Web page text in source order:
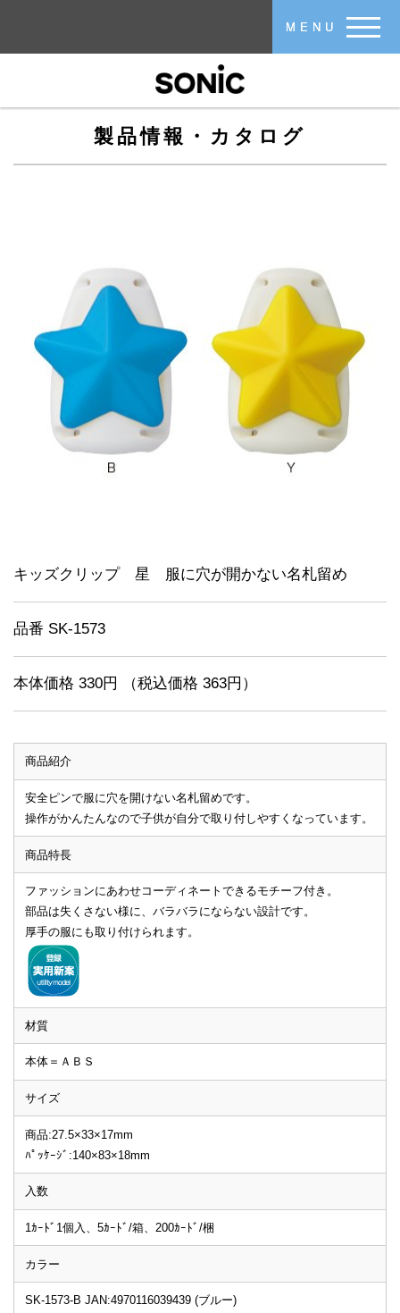
MENU
製品情報・カタログ
キッズクリップ 星 服に穴が開かない名札留め
品番 SK-1573
本体価格 330円 （税込価格 363円）
商品紹介
安全ピンで服に穴を開けない名札留めです。
操作がかんたんなので子供が自分で取り付しやすくなっています。
商品特長
ファッションにあわせコーディネートできるモチーフ付き。
部品は失くさない様に、バラバラにならない設計です。
厚手の服にも取り付けられます。
材質
本体＝ＡＢＳ
サイズ
商品:27.5×33×17mm
ﾊﾟｯｹｰｼﾞ:140×83×18mm
入数
1ｶｰﾄﾞ1個入、5ｶｰﾄﾞ/箱、200ｶｰﾄﾞ/梱
カラー
SK-1573-B JAN:4970116039439 (ブルー)